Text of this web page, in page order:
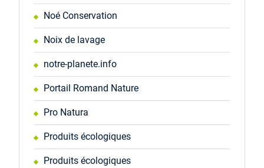
Noé Conservation
Noix de lavage
notre-planete.info
Portail Romand Nature
Pro Natura
Produits écologiques
Produits écologiques